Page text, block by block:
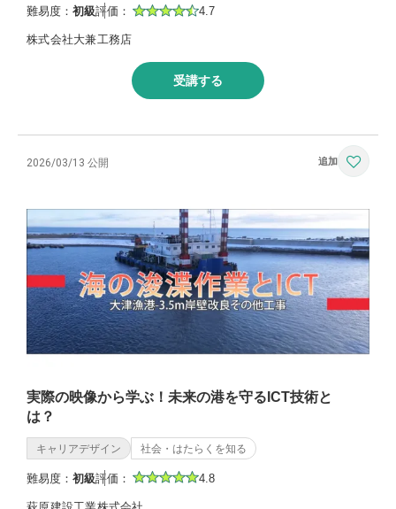
難易度： 初級評価： 4.7
株式会社大兼工務店
受講する
2026/03/13 公開
実際の映像から学ぶ！未来の港を守るICT技術と
は？
キャリアデザイン 社会・はたらくを知る
難易度： 初級評価： 4.8
萩原建設工業株式会社